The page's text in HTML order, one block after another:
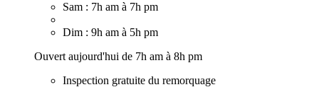
Sam : 7h am à 7h pm
Dim : 9h am à 5h pm
Ouvert aujourd'hui de 7h am à 8h pm
Inspection gratuite du remorquage